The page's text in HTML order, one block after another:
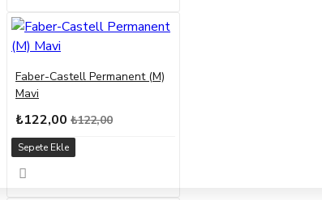
Faber-Castell Permanent (M)
Mavi
₺122,00 ₺122,00
Sepete Ekle